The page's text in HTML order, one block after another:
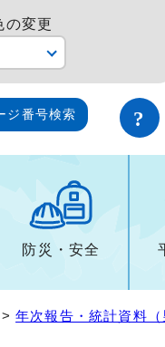
の変更
ジ番号検索
防災・安全
>年次報告・統計資料（